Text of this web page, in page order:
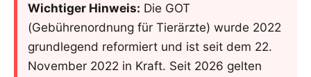
Wichtiger Hinweis: Die GOT
(Gebührenordnung für Tierärzte) wurde 2022
grundlegend reformiert und ist seit dem 22.
November 2022 in Kraft. Seit 2026 gelten